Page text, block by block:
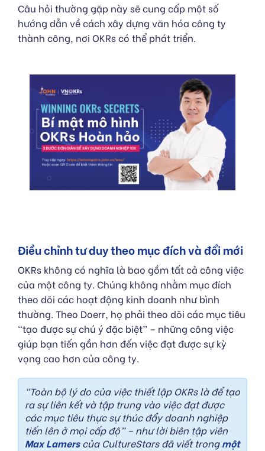
Câu hỏi thường gặp này sẽ cung cấp một số
hướng dẫn về cách xây dựng văn hóa công ty
thành công, nơi OKRs có thể phát triển.
Điều chỉnh tư duy theo mục đích và đổi mới
OKRs không có nghĩa là bao gồm tất cả công việc
của một công ty. Chúng không nhằm mục đích
theo dõi các hoạt động kinh doanh như bình
thường. Theo Doerr, họ phải theo dõi các mục tiêu
“tạo được sự chú ý đặc biệt” – những công việc
giúp bạn tiến gần hơn đến việc đạt được sự kỳ
vọng cao hơn của công ty.
“Toàn bộ lý do của việc thiết lập OKRs là để tạo
ra sự liên kết và tập trung vào việc đạt được
các mục tiêu thực sự thúc đẩy doanh nghiệp
tiến lên ở mọi cấp độ” – như lời biên tập viên
Max Lamerscủa CultureStars đã viết trongmột